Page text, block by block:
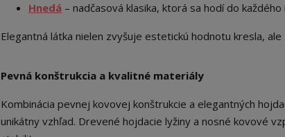
Hnedá – nadčasová klasika, ktorá sa hodí do
Elegantná látka nielen zvyšuje estetickú hodnotu kresla,
Pevná konštrukcia a kvalitné materiály
Kombinácia pevnej kovovej konštrukcie a elegantných
unikátny vzhľad. Drevené hojdacie lyžiny a nosné kovové